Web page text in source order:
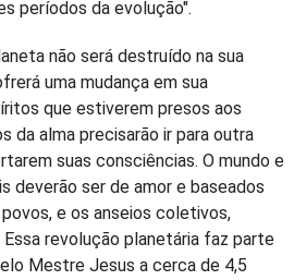
períodos da evolução".
não será destruído na sua
uma mudança em sua
que estiverem presos aos
da alma precisarão ir para outra
suas consciências. O mundo e
deverão ser de amor e baseados
e os anseios coletivos,
Essa revolução planetária faz parte
Mestre Jesus a cerca de 4,5